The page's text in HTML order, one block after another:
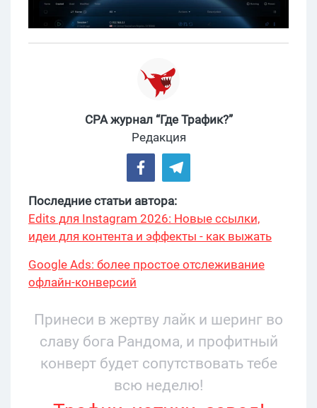
CPA журнал “Где Трафик?”
Редакция
Последние статьи автора:
Edits для Instagram 2026: Новые ссылки,
идеи для контента и эффекты - как выжать
Google Ads: более простое отслеживание
офлайн-конверсий
Принеси в жертву лайк и шеринг во
славу бога Рандома, и профитный
конверт будет сопутствовать тебе
всю неделю!